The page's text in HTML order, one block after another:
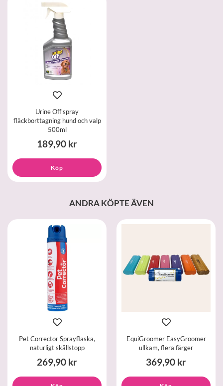
Urine Off spray
fläckborttagning hund och valp
500ml
189,90 kr
Köp
ANDRA KÖPTE ÄVEN
Pet Corrector Sprayflaska,
naturligt skällstopp
269,90 kr
EquiGroomer EasyGroomer
ullkam, flera färger
369,90 kr